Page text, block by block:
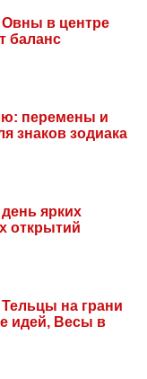
Овны в центре
баланс
перемены и
знаков зодиака
день ярких
открытий
Тельцы на грани
идей, Весы в